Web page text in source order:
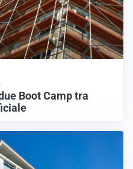
Boot Camp tra